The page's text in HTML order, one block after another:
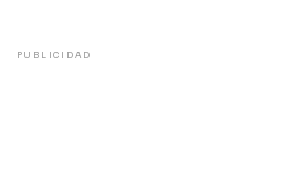
PUBLICIDAD